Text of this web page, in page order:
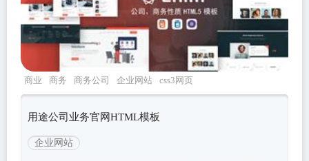
商业 商务 商务公司 企业网站 css3网页
用途公司业务官网HTML模板
企业网站